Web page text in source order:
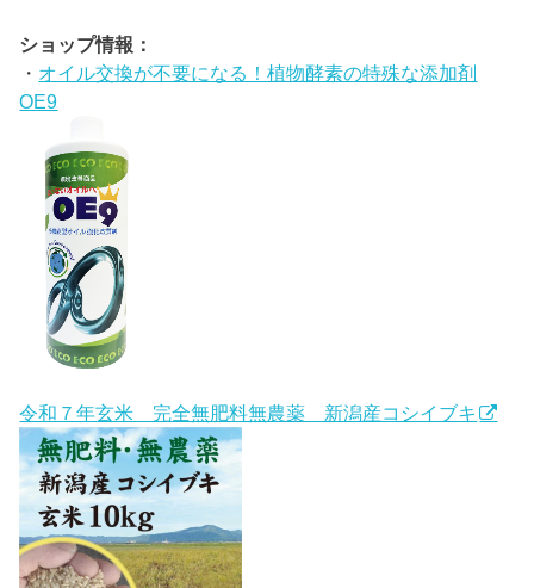
ショップ情報：
・ オイル交換が不要になる！植物酵素の特殊な添加剤
OE9
令和７年玄米 完全無肥料無農薬 新潟産コシイブキ